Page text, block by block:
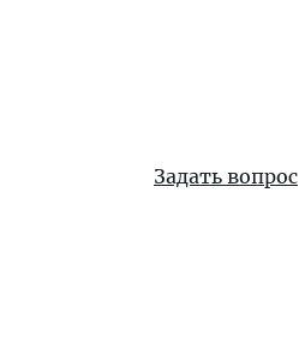
Задать вопрос